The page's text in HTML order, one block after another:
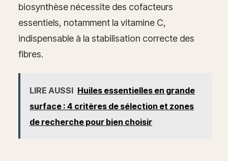
biosynthèse nécessite des cofacteurs
essentiels, notamment la vitamine C,
indispensable à la stabilisation correcte des
fibres.
LIRE AUSSI Huiles essentielles en grande
surface : 4 critères de sélection et zones
de recherche pour bien choisir